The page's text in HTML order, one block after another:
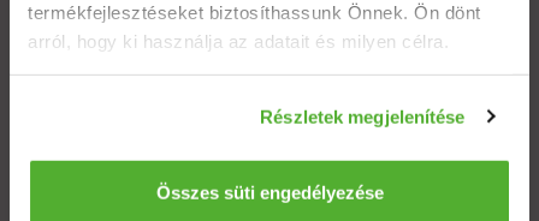
termékfejlesztéseket biztosíthassunk Önnek. Ön dönt
arról, hogy ki használja az adatait és milyen célra.
Információgyűjtés az Ön földrajzi elhelyezkedéséről
pár méteres pontossággal
Az Ön készülékén beazonosítása annak konkrét
Részletek megjelenítése
Összes süti engedélyezése
Albérletek
Adatvédelem Etikai kódex